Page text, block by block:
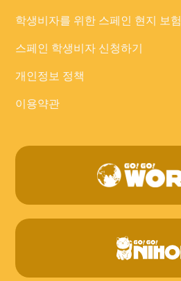
학생비자를 위한 스페인 현지 보험
스페인 학생비자 신청하기
개인정보 정책
이용약관